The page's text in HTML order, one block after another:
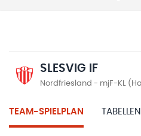
SLESVIG IF
Nordfriesland - mjF-KL
TEAM-SPIELPLAN TABELLEN